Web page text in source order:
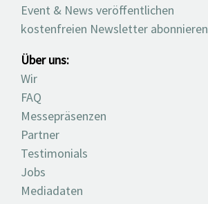
Event & News veröffentlichen
kostenfreien Newsletter abonnieren
Über uns:
Wir
FAQ
Messepräsenzen
Partner
Testimonials
Jobs
Mediadaten